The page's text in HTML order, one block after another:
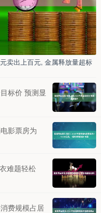
卖出上百元, 金属释放量超标
标价 预测显
影票房为
难题轻松
费规模占居